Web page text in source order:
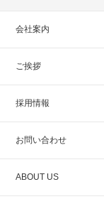
会社案内
ご挨拶
採用情報
お問い合わせ
ABOUT US